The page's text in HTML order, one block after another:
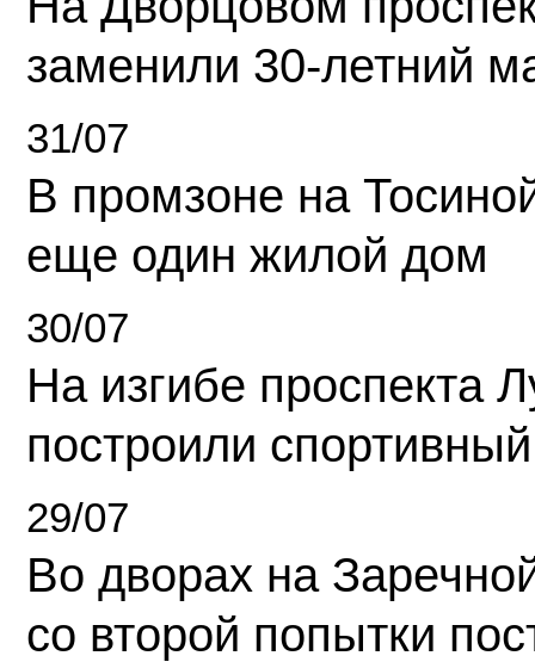
заменили 30-летний
31/07
В промзоне на
еще один жилой дом
30/07
На изгибе проспекта
построили
29/07
Во дворах на
со второй попытки